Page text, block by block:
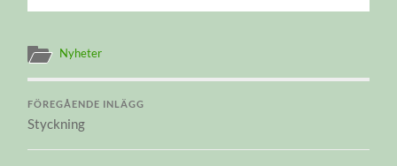
Nyheter
FÖREGÅENDE INLÄGG
Styckning